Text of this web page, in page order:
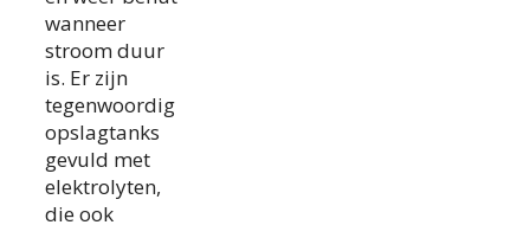
wanneer
stroom duur
is. Er zijn
tegenwoordig
opslagtanks
gevuld met
elektrolyten,
die ook